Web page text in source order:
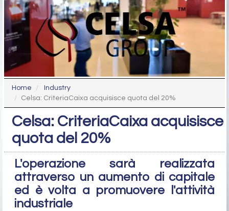
Home
Industry
Celsa: CriteriaCaixa acquisisce quota del 20%
Celsa: CriteriaCaixa acquisisce
quota del 20%
L'operazione sarà realizzata
attraverso un aumento di capitale
ed è volta a promuovere l'attività
industriale